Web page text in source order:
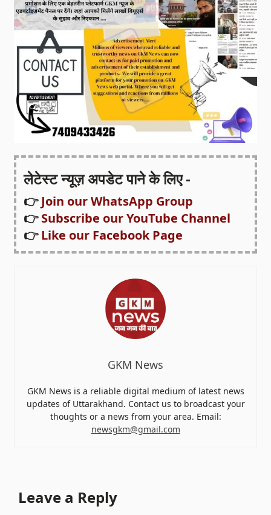
लेटेस्ट न्यूज़ अपडेट पाने के लिए -
👉Join our WhatsApp Group
👉Subscribe our YouTube Channel
👉Like our Facebook Page
GKM News
GKM News is a reliable digital medium of latest news
updates of Uttarakhand. Contact us to broadcast your
thoughts or a news from your area. Email:
newsgkm@gmail.com
Leave a Reply